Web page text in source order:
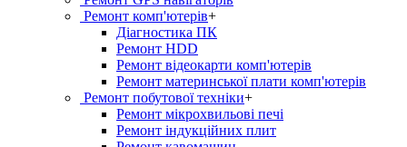
Ремонт комп'ютерів+
Діагностика ПК
Ремонт HDD
Ремонт відеокарти комп'ютерів
Ремонт материнської плати комп'ютерів
Ремонт побутової техніки+
Ремонт мікрохвильові печі
Ремонт індукційних плит